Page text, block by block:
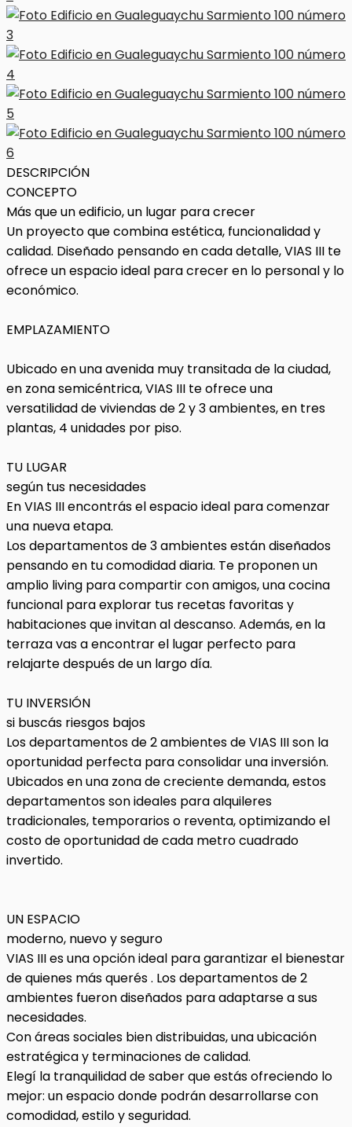
DESCRIPCIÓN
CONCEPTO
Más que un edificio, un lugar para crecer
Un proyecto que combina estética, funcionalidad y
calidad. Diseñado pensando en cada detalle, VIAS III te
ofrece un espacio ideal para crecer en lo personal y lo
económico.
EMPLAZAMIENTO
Ubicado en una avenida muy transitada de la ciudad,
en zona semicéntrica, VIAS III te ofrece una
versatilidad de viviendas de 2 y 3 ambientes, en tres
plantas, 4 unidades por piso.
TU LUGAR
según tus necesidades
En VIAS III encontrás el espacio ideal para comenzar
una nueva etapa.
Los departamentos de 3 ambientes están diseñados
pensando en tu comodidad diaria. Te proponen un
amplio living para compartir con amigos, una cocina
funcional para explorar tus recetas favoritas y
habitaciones que invitan al descanso. Además, en la
terraza vas a encontrar el lugar perfecto para
relajarte después de un largo día.
TU INVERSIÓN
si buscás riesgos bajos
Los departamentos de 2 ambientes de VIAS III son la
oportunidad perfecta para consolidar una inversión.
Ubicados en una zona de creciente demanda, estos
departamentos son ideales para alquileres
tradicionales, temporarios o reventa, optimizando el
costo de oportunidad de cada metro cuadrado
invertido.
UN ESPACIO
moderno, nuevo y seguro
VIAS III es una opción ideal para garantizar el bienestar
de quienes más querés . Los departamentos de 2
ambientes fueron diseñados para adaptarse a sus
necesidades.
Con áreas sociales bien distribuidas, una ubicación
estratégica y terminaciones de calidad.
Elegí la tranquilidad de saber que estás ofreciendo lo
mejor: un espacio donde podrán desarrollarse con
comodidad, estilo y seguridad.